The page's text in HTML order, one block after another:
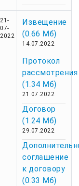
21-
07-
2022
Извещение
(0.66 Мб)
14.07.2022
Протокол
рассмотрения
(1.34 Мб)
21.07.2022
Договор
(1.24 Мб)
29.07.2022
соглашение
к договору
(0.33 Мб)